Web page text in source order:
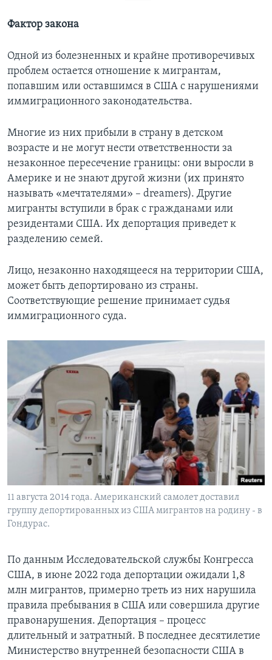
Фактор закона
Одной из болезненных и крайне противоречивых
проблем остается отношение к мигрантам,
попавшим или оставшимся в США c нарушениями
иммиграционного законодательства.
Многие из них прибыли в страну в детском
возрасте и не могут нести ответственности за
незаконное пересечение границы: они выросли в
Америке и не знают другой жизни (их принято
называть «мечтателями» – dreamers). Другие
мигранты вступили в брак с гражданами или
резидентами США. Их депортация приведет к
разделению семей.
Лицо, незаконно находящееся на территории США,
может быть депортировано из страны.
Соответствующие решение принимает судья
иммиграционного суда.
11 августа 2014 года. Американский самолет доставил
группу депортированных из США мигрантов на родину - в
Гондурас.
По данным Исследовательской службы Конгресса
США, в июне 2022 года депортации ожидали 1,8
млн мигрантов, примерно треть из них нарушила
правила пребывания в США или совершила другие
правонарушения. Депортация – процесс
длительный и затратный. В последнее десятилетие
Министерство внутренней безопасности США в